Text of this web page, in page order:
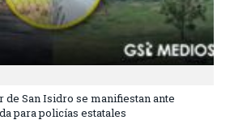
San Isidro se manifiestan ante
para policías estatales